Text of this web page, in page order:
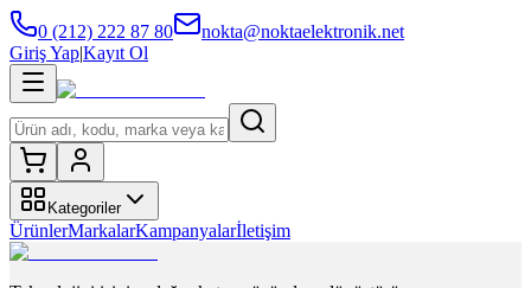
0 (212) 222 87 80
nokta@noktaelektronik.net
Giriş Yap|Kayıt Ol
Kategoriler
ÜrünlerMarkalarKampanyalarİletişim